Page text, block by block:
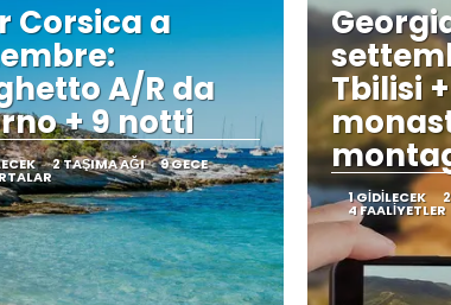
Corsica a
A/R da
+ 9 notti
2 TAŞIMA AĞI 9 GECE
Tbilisi
1 GIDILECEK
4 FAALIYETLER